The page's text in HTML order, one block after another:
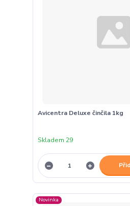
Avicentra Deluxe činčila 1kg
Skladem 29
Novinka